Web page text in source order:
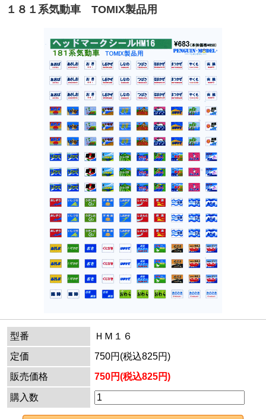
１８１系気動車 TOMIX製品用
型番
ＨＭ１６
定価
750円(税込825円)
販売価格
750円(税込825円)
購入数